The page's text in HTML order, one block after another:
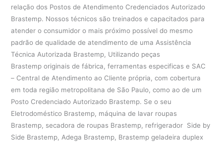
relação dos Postos de Atendimento Credenciados Autorizado
Brastemp. Nossos técnicos são treinados e capacitados para
atender o consumidor o mais próximo possível do mesmo
padrão de qualidade de atendimento de uma Assistência
Técnica Autorizada Brastemp, Utilizando peças
Brastemp originais de fábrica, ferramentas especificas e SAC
– Central de Atendimento ao Cliente própria, com cobertura
em toda região metropolitana de São Paulo, como ao de um
Posto Credenciado Autorizado Brastemp. Se o seu
Eletrodoméstico Brastemp, máquina de lavar roupas
Brastemp, secadora de roupas Brastemp, refrigerador Side by
Side Brastemp, Adega Brastemp, Brastemp geladeira duplex